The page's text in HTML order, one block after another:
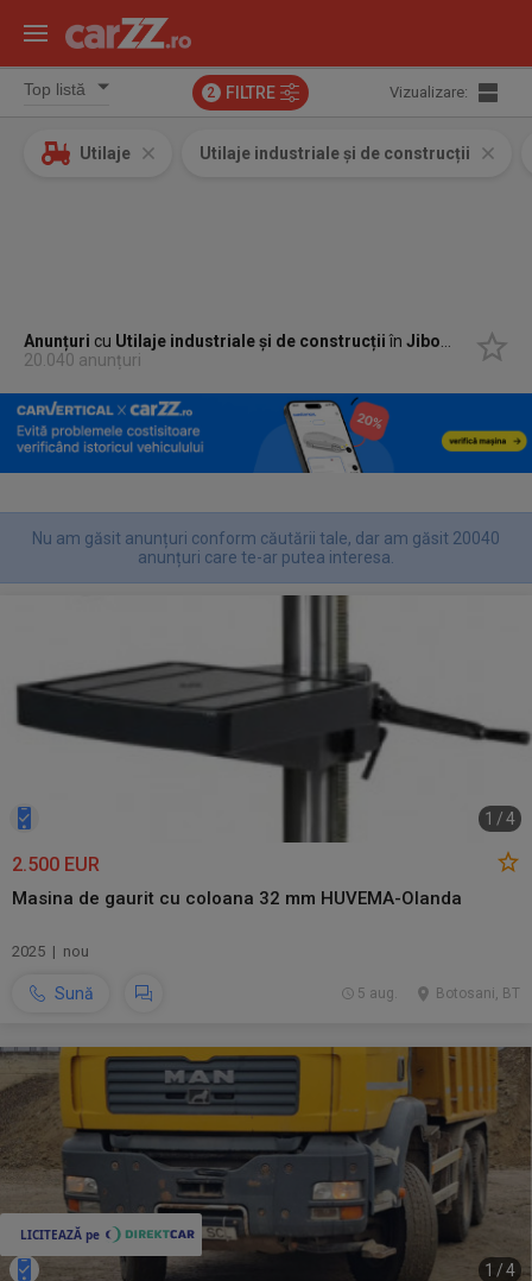
2 FILTRE Vizualizare:
Utilaje Utilaje industriale și de construcții
Anunțuri cu Utilaje industriale și de construcțiiînJibou, Salaj
20.040 anunțuri
Nu am găsit anunțuri conform căutării tale, dar am găsit 20040
anunțuri care te-ar putea interesa.
1 /4
2.500 EUR
Masina de gaurit cu coloana 32 mm HUVEMA-Olanda
2025 | nou
Sună Botosani, BT
5 aug.
1 /4